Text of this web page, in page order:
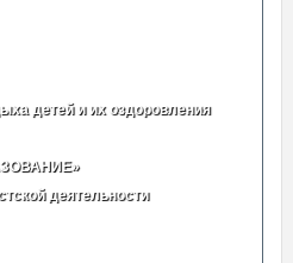
детей и их оздоровления
деятельности